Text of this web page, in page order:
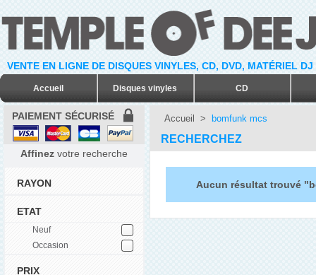
VENTE EN LIGNE DE DISQUES VINYLES, CD, DVD, MATÉRIEL
Accueil Disques vinyles CD
PAIEMENT SÉCURISÉ
Affinez votre recherche
RAYON
ETAT
Neuf
Occasion
PRIX
Accueil > bomfunk mcs
RECHERCHEZ
Aucun résultat trouvé